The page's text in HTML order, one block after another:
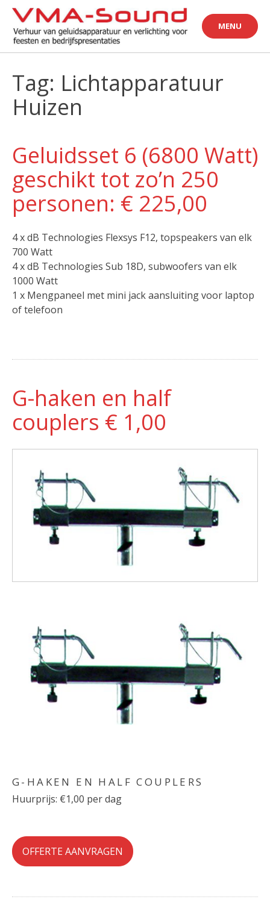
Skip
content
MENU
Tag: Lichtapparatuur
Huizen
Geluidsset 6 (6800 Watt)
geschikt tot zo’n 250
personen: € 225,00
4 x dB Technologies Flexsys F12, topspeakers van elk
700 Watt
4 x dB Technologies Sub 18D, subwoofers van elk
1000 Watt
1 x Mengpaneel met mini jack aansluiting voor laptop
of telefoon
G-haken en half
couplers € 1,00
G-HAKEN EN HALF COUPLERS
Huurprijs: €1,00 per dag
OFFERTE AANVRAGEN